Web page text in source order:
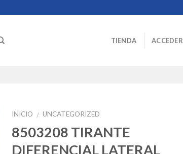
TIENDA ACCEDER
INICIO / UNCATEGORIZED
8503208 TIRANTE
DIFERENCIAL LATERAL